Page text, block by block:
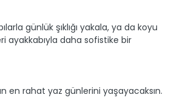
günlük şıklığı yakala, ya da koyu
ayakkabıyla daha sofistike bir
en rahat yaz günlerini yaşayacaksın.